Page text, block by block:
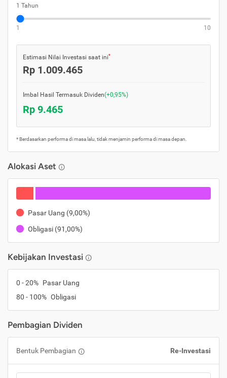
1 Tahun
1 10
Estimasi Nilai Investasi saat ini*
Rp 1.009.465
Imbal Hasil Termasuk Dividen(+0,95%)
Rp 9.465
* Berdasarkan performa di masa lalu, tidak menjamin performa di masa depan.
Alokasi Aset
Pasar Uang (9,00%)
Obligasi (91,00%)
Kebijakan Investasi
0 -20% Pasar Uang
80 - 100% Obligasi
Pembagian Dividen
Bentuk Pembagian Re-Investasi